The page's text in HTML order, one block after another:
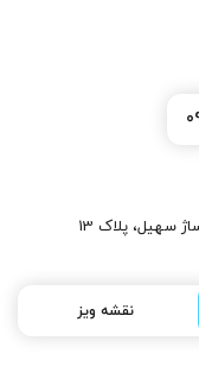
سهیل، پلاک 13
نقشه ویز